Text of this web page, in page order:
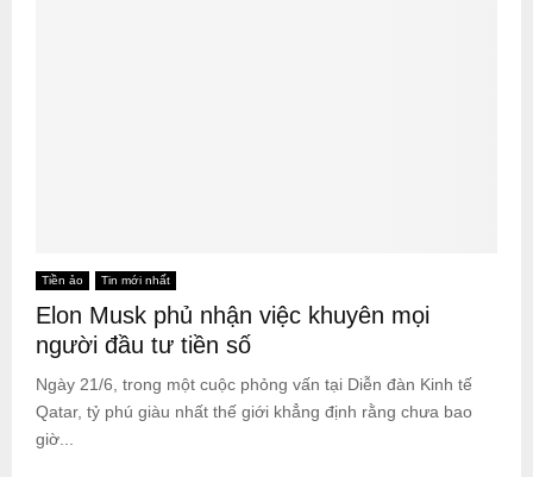
Tiền ảo Tin mới nhất
Elon Musk phủ nhận việc khuyên mọi
người đầu tư tiền số
Ngày 21/6, trong một cuộc phỏng vấn tại Diễn đàn Kinh tế
Qatar, tỷ phú giàu nhất thế giới khẳng định rằng chưa bao
giờ...